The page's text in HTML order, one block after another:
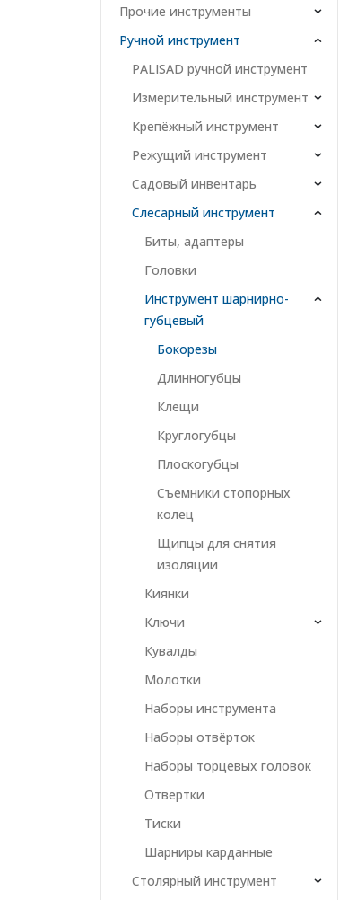
Прочие инструменты
Ручной инструмент
PALISAD ручной инструмент
Измерительный инструмент
Крепёжный инструмент
Режущий инструмент
Садовый инвентарь
Слесарный инструмент
Биты, адаптеры
Головки
Инструмент шарнирно-
губцевый
Бокорезы
Длинногубцы
Клещи
Круглогубцы
Плоскогубцы
Съемники стопорных
колец
Щипцы для снятия
изоляции
Киянки
Ключи
Кувалды
Молотки
Наборы инструмента
Наборы отвёрток
Наборы торцевых головок
Отвертки
Тиски
Шарниры карданные
Столярный инструмент